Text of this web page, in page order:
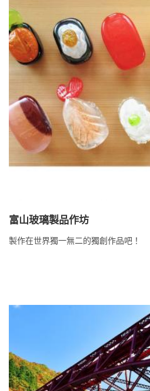
富山玻璃製品作坊
製作在世界獨一無二的獨創作品吧！